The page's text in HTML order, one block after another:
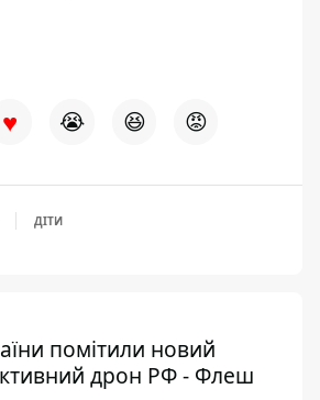
♥ 😭 😆 😡
ДІТИ
помітили новий
дрон РФ - Флеш